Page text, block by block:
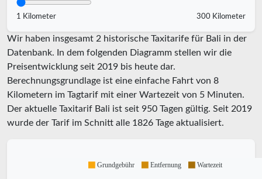
1 Kilometer 300 Kilometer
Wir haben insgesamt 2 historische Taxitarife für Bali in der
Datenbank. In dem folgenden Diagramm stellen wir die
Preisentwicklung seit 2019 bis heute dar.
Berechnungsgrundlage ist eine einfache Fahrt von 8
Kilometern im Tagtarif mit einer Wartezeit von 5 Minuten.
Der aktuelle Taxitarif Bali ist seit 950 Tagen gültig. Seit 2019
wurde der Tarif im Schnitt alle 1826 Tage aktualisiert.
Grundgebühr Entfernung Wartezeit